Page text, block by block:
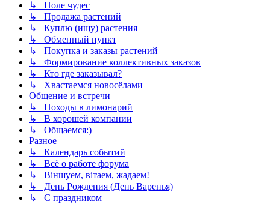
↳ Поле чудес
↳ Продажа растений
↳ Куплю (ищу) растения
↳ Обменный пункт
↳ Покупка и заказы растений
↳ Формирование коллективных заказов
↳ Кто где заказывал?
↳ Хвастаемся новосёлами
Общение и встречи
↳ Походы в лимонарий
↳ В хорошей компании
↳ Общаемся:)
Разное
↳ Календарь событий
↳ Всё о работе форума
↳ Віншуем, вітаем, жадаем!
↳ День Рождения (День Варенья)
↳ С праздником